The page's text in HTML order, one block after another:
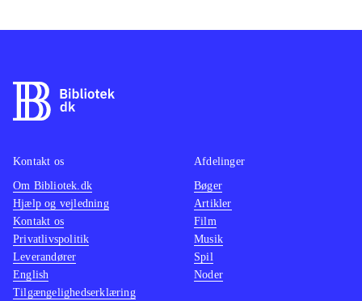
Kontakt os
Om Bibliotek.dk
Hjælp og vejledning
Kontakt os
Privatlivspolitik
Leverandører
English
Tilgængelighedserklæring
Afdelinger
Bøger
Artikler
Film
Musik
Spil
Noder